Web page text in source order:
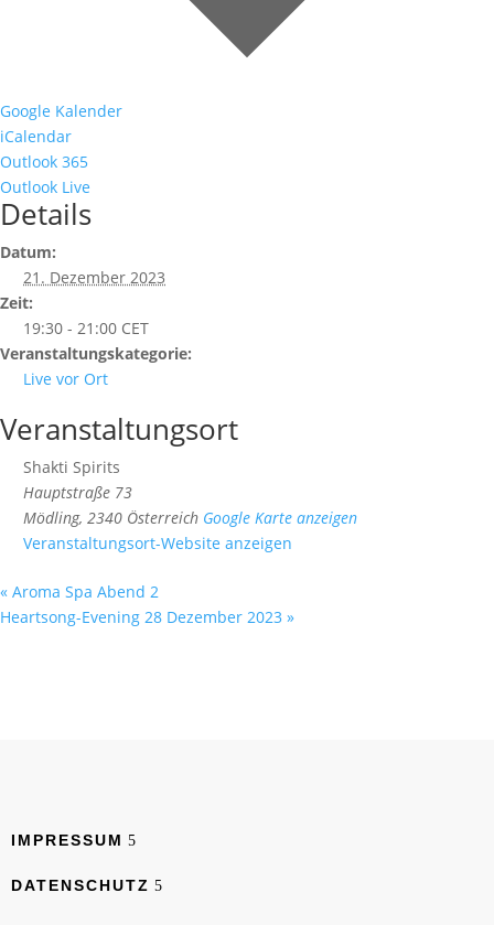
Google Kalender
iCalendar
Outlook 365
Outlook Live
Details
Datum:
21. Dezember 2023
Zeit:
19:30 - 21:00 CET
Veranstaltungskategorie:
Live vor Ort
Veranstaltungsort
Shakti Spirits
Hauptstraße 73
Mödling, 2340 Österreich Google Karte anzeigen
Veranstaltungsort-Website anzeigen
« Aroma Spa Abend 2
Heartsong-Evening 28 Dezember 2023 »
IMPRESSUM
DATENSCHUTZ